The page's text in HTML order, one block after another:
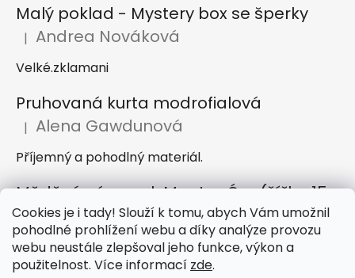
Cookies je i tady! Slouží k tomu, abych Vám umožnil
pohodlné prohlížení webu a díky analýze provozu
webu neustále zlepšoval jeho funkce, výkon a
použitelnost. Více informací zde.
Malý poklad - Mystery box se šperky
Hodnocení produktu je 2 z 5 hvězdiček.
| Andrea Nováková
Velké.zklamani
Pruhovaná kurta modrofialová
Hodnocení produktu je 5 z 5 hvězdiček.
| Alena Gawdunová
Příjemný a pohodlný materiál.
Měděný náramek Mantra Óm (šířka 15 mm)
Hodnocení produktu je 5 z 5 hvězdiček.
| Dana Jirků
Náramek je krásný, mnohem hezčí než na obrázku.
Doporučuji obchod, rychlé dodání zboží i skvělá